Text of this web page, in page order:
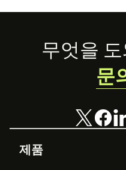
Footer
제품
무엇을
문